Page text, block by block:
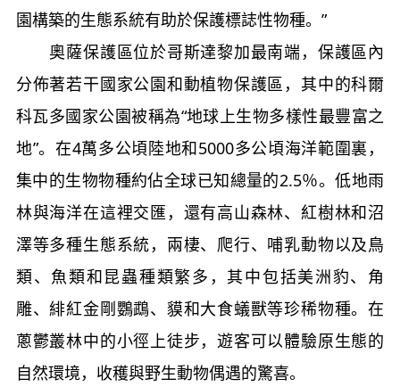
園構築的生態系統有助於保護標誌性物種。”
奧薩保護區位於哥斯達黎加最南端，保護區內
分佈著若干國家公園和動植物保護區，其中的科爾
科瓦多國家公園被稱為“地球上生物多樣性最豐富之
地”。在4萬多公頃陸地和5000多公頃海洋範圍裏，
集中的生物物種約佔全球已知總量的2.5％。低地雨
林與海洋在這裡交匯，還有高山森林、紅樹林和沼
澤等多種生態系統，兩棲、爬行、哺乳動物以及鳥
類、魚類和昆蟲種類繁多，其中包括美洲豹、角
雕、緋紅金剛鸚鵡、貘和大食蟻獸等珍稀物種。在
蔥鬱叢林中的小徑上徒步，遊客可以體驗原生態的
自然環境，收穫與野生動物偶遇的驚喜。